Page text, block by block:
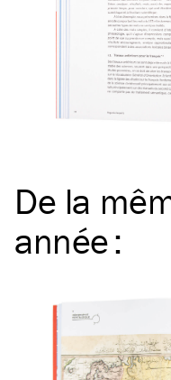
De la
année: